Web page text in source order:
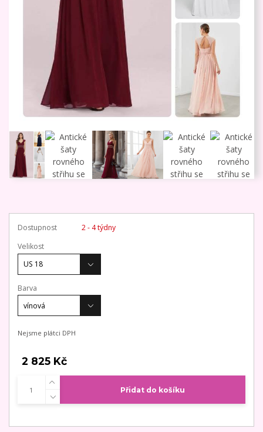
Dostupnost
2 - 4 týdny
Velikost
Barva
Nejsme plátci DPH
2 825 Kč
Přidat do košíku